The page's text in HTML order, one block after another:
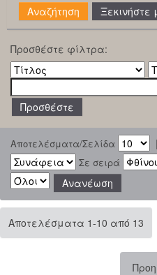
Ξεκινήστε
Προσθέστε φίλτρα:
Αποτελέσματα/Σελίδα |
Σε σειρά
Αποτελέσματα 1-10 από 13